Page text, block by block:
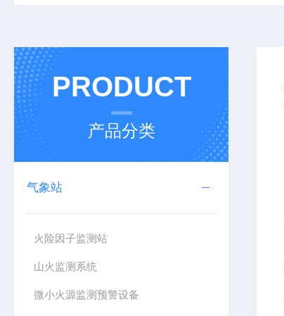
PRODUCT
产品分类
气象站
火险因子监测站
山火监测系统
微小火源监测预警设备